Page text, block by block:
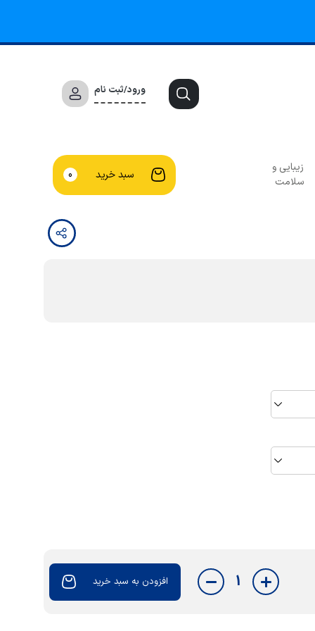
ورود/ثبت نام
زیبایی و
سلامت
سبد خرید 0
1 افزودن به سبد خرید